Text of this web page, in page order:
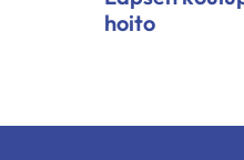
hoito